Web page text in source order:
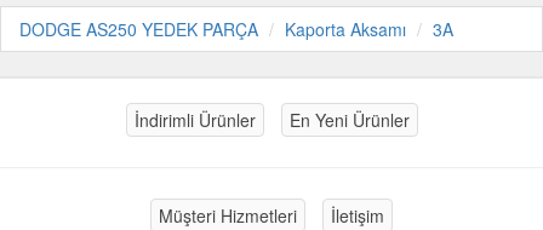
DODGE AS250 YEDEK PARÇA Kaporta Aksamı 3A
İndirimli Ürünler En Yeni Ürünler
Müşteri Hizmetleri İletişim